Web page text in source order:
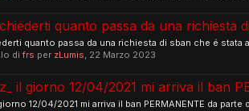
quanto passa da una richiesta
quanto passa da una richiesta di sban che é stata
difrs per zLumis, 22 Marzo 2023
il giorno 12/04/2021 mi arriva il ban
12/04/2021 mi arriva il ban PERMANENTE da